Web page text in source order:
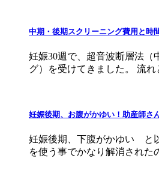
中期・後期スクリーニング費用と時
妊娠30週で、超音波断層法（
グ）を受けてきました。 流
妊娠後期、お腹がかゆい！助産師さ
妊娠後期、下腹がかゆい と
を使う事でかなり解消された